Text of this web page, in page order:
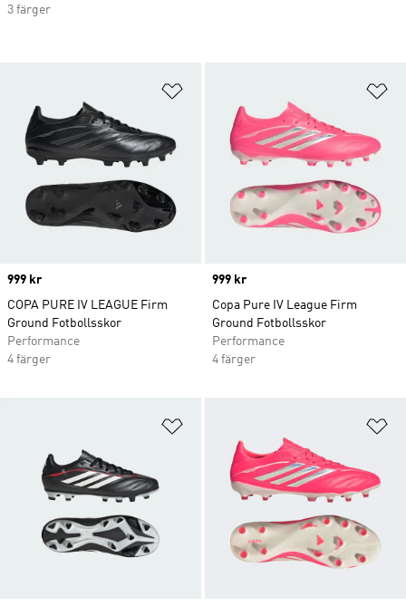
Price
999 kr
COPA PURE IV LEAGUE Firm
Ground Fotbollsskor
Performance
4 färger
Price
999 kr
Copa Pure IV League Firm
Ground Fotbollsskor
Performance
4 färger
3 färger